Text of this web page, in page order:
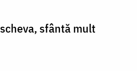
sfântă mult